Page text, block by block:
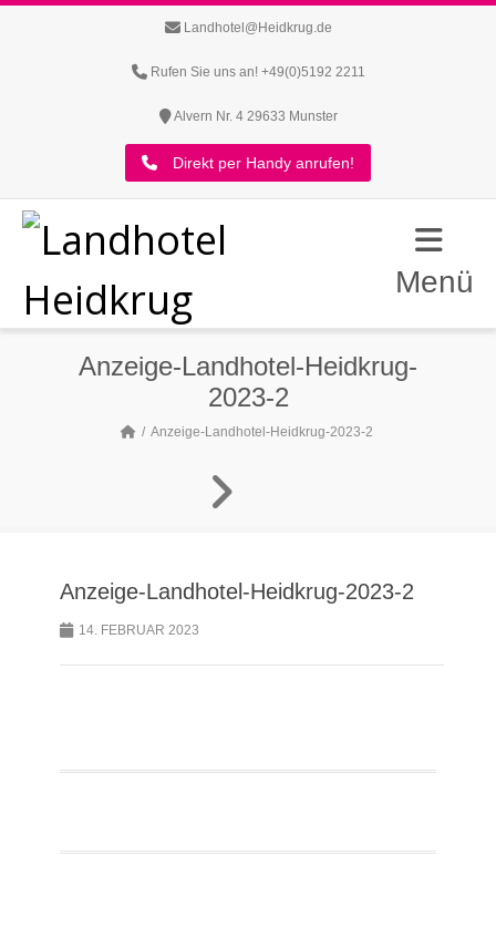
Landhotel@Heidkrug.de
Rufen Sie uns an! +49(0)5192 2211
Alvern Nr. 4 29633 Munster
Direkt per Handy anrufen!
Menü
Anzeige-Landhotel-Heidkrug-
2023-2
Anzeige-Landhotel-Heidkrug-2023-2
Anzeige-Landhotel-Heidkrug-2023-2
14. FEBRUAR 2023